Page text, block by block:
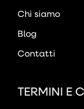
Chi siamo
Blog
Contatti
TERMINI E